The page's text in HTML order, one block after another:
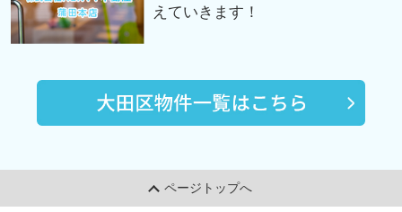
えていきます！
ページトップへ